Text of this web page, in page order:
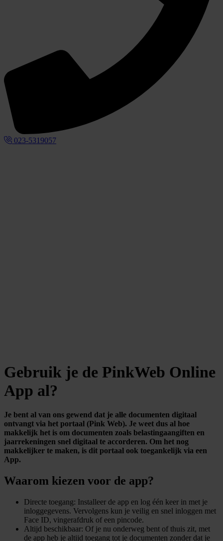
023-5319057
Gebruik je de PinkWeb Online
App al?
Je bent al van ons gewend dat je alle documenten digitaal
ontvangt via het portaal (Pink Web). Je weet dus al hoe
makkelijk het is om documenten zoals belastingaangiften en
jaarrekeningen snel digitaal te accorderen. Om het nog
makkelijker te maken, is dit portaal ook toegankelijk via een
App.
Waarom kiezen voor de app?
Directe toegang: Installeer de app en log één keer in met je
inloggegevens. Vervolgens kun je veilig en snel inloggen met
Face ID, vingerafdruk of een pincode.
Altijd beschikbaar: Of je nu onderweg bent of thuis zit, met
de app heb je altijd toegang tot je documenten zonder dat je